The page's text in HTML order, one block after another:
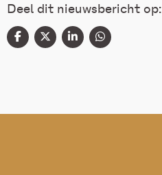
Deel dit nieuwsbericht op: